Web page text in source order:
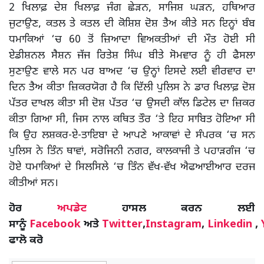
2 ਖਿਲਾਫ਼ ਦੇਸ਼ ਖਿਲਾਫ਼ ਜੰਗ ਛੇੜਨ, ਸਾਜਿਸ਼ ਘੜਨ, ਹਥਿਆਰ
ਜੁਟਾਉਣ, ਕਤਲ ਤੇ ਕਤਲ ਦੀ ਕੋਸ਼ਿਸ਼ ਦੋਸ਼ ਤੈਅ ਕੀਤੇ ਸਨ ਇਨ੍ਹਾਂ ਬੰਬ
ਧਮਾਕਿਆਂ ‘ਚ 60 ਤੋਂ ਜ਼ਿਆਦਾ ਵਿਅਕਤੀਆਂ ਦੀ ਮੌਤ ਹੋਈ ਸੀ
ਏਡੀਸ਼ਨਲ ਸੈਸ਼ਨ ਜੱਜ ਰਿਤੇਸ਼ ਸਿੰਘ ਬੀਤੇ ਸੋਮਵਾਰ ਨੂੰ ਹੀ ਫੈਸਲਾ
ਸੁਣਾਉਣ ਵਾਲੇ ਸਨ ਪਰ ਬਾਅਦ ‘ਚ ਉਨ੍ਹਾਂ ਇਸਦੇ ਲਈ ਵੀਰਵਾਰ ਦਾ
ਦਿਨ ਤੈਅ ਕੀਤਾ ਜ਼ਿਕਰਯੋਗ ਹੈ ਕਿ ਦਿੱਲੀ ਪੁਲਿਸ ਨੇ ਡਾਰ ਖਿਲਾਫ਼ ਦੋਸ਼
ਪੱਤਰ ਦਾਖਲ ਕੀਤਾ ਸੀ ਦੋਸ਼ ਪੱਤਰ ‘ਚ ਉਸਦੀ ਕਾੱਲ ਡਿਟੇਲ ਦਾ ਜ਼ਿਕਰ
ਕੀਤਾ ਗਿਆ ਸੀ, ਜਿਸ ਨਾਲ ਕਥਿਤ ਤੌਰ ‘ਤੇ ਇਹ ਸਾਬਿਤ ਹੋਇਆ ਸੀ
ਕਿ ਉਹ ਲਸ਼ਕਰ-ਏ-ਤਾਇਬਾ ਦੇ ਆਪਣੇ ਆਕਾਵਾਂ ਦੇ ਸੰਪਰਕ ‘ਚ ਸਨ
ਪੁਲਿਸ ਨੇ ਤਿੰਨ ਥਾਵਾਂ, ਸਰੋਜਿਨੀ ਨਗਰ, ਕਾਲਕਾਜੀ ਤੇ ਪਹਾੜਗੰਜ ‘ਚ
ਹੋਏ ਧਮਾਕਿਆਂ ਦੇ ਸਿਲਸਿਲੇ ‘ਚ ਤਿੰਨ ਵੱਖ-ਵੱਖ ਐਫਆਈਆਰ ਦਰਜ
ਕੀਤੀਆਂ ਸਨ।
ਹੋਰ ਅਪਡੇਟਹਾਸਲ ਕਰਨ ਲਈ
ਸਾਨੂੰ Facebook ਅਤੇ Twitter,Instagram, Linkedin ,
ਫਾਲੋ ਕਰੋ